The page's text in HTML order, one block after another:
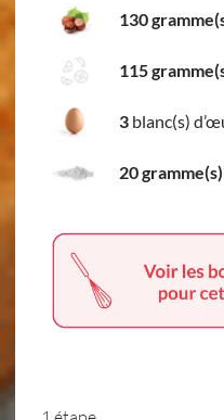
130
115
3 blanc(s)
20 gramme(s)